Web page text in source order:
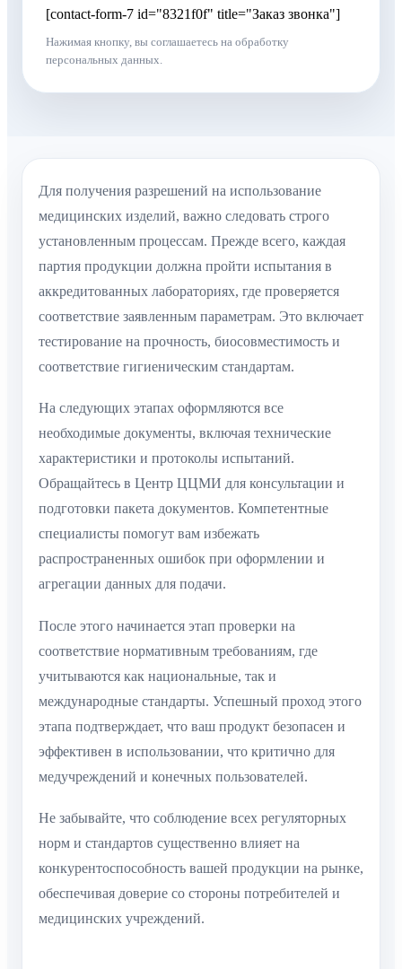
[contact-form-7 id="8321f0f" title="Заказ звонка"]
Нажимая кнопку, вы соглашаетесь на обработку
персональных данных.
Для получения разрешений на использование
медицинских изделий, важно следовать строго
установленным процессам. Прежде всего, каждая
партия продукции должна пройти испытания в
аккредитованных лабораториях, где проверяется
соответствие заявленным параметрам. Это включает
тестирование на прочность, биосовместимость и
соответствие гигиеническим стандартам.
На следующих этапах оформляются все
необходимые документы, включая технические
характеристики и протоколы испытаний.
Обращайтесь в Центр ЦЦМИ для консультации и
подготовки пакета документов. Компетентные
специалисты помогут вам избежать
распространенных ошибок при оформлении и
агрегации данных для подачи.
После этого начинается этап проверки на
соответствие нормативным требованиям, где
учитываются как национальные, так и
международные стандарты. Успешный проход этого
этапа подтверждает, что ваш продукт безопасен и
эффективен в использовании, что критично для
медучреждений и конечных пользователей.
Не забывайте, что соблюдение всех регуляторных
норм и стандартов существенно влияет на
конкурентоспособность вашей продукции на рынке,
обеспечивая доверие со стороны потребителей и
медицинских учреждений.